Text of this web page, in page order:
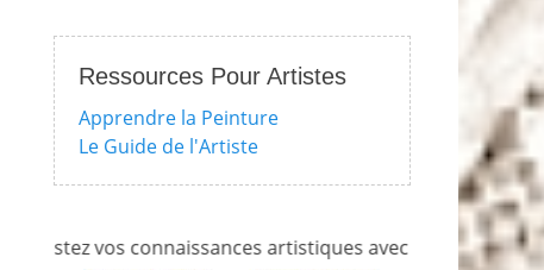
Ressources Pour Artistes
Apprendre la Peinture
Le Guide de l'Artiste
vos connaissances artistiques avec nos quizzes sur